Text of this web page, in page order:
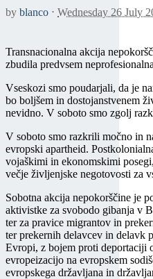
by blanco ⋅ Wednesday 26 July
Transnacionalna akcija
zbudila predvsem
Vseskozi smo poudarjali, da je
bo boljšem in dostojanstvenem
nevidno. V soboto smo zgolj
V soboto smo razkrili močno in
evropski apartheid.
vojaškimi in ekonomskimi
večje življenjske negotovosti za
Sobotna akcija nepokorščine je
aktivistke za svobodo gibanja v
ter za pravice migrantov in
ter prekernih delavcev in delavk
Evropi, z bojem proti deportaciji
evropeizacijo na evropskem
evropskega državljana in